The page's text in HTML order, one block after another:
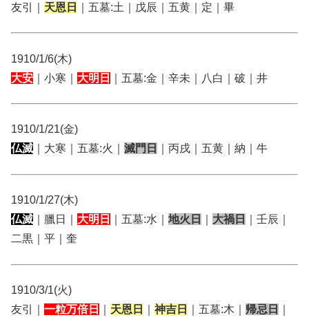
友引｜ 天恩日 ｜五墓:土｜戊辰｜五黄｜定｜畢
1910/1/6(木)
大安 ｜小寒｜ 大明日 ｜五墓:金｜辛未｜八白｜破｜井
1910/1/21(金)
仏滅 ｜大寒｜五墓:火｜ 滅門日 ｜丙戌｜五黄｜納｜牛
1910/1/27(木)
仏滅 ｜臘日｜ 大明日 ｜五墓:水｜ 地火日 大禍日
｜壬辰｜
二黒｜平｜奎
1910/3/1(火)
友引｜ 一粒万倍日 天恩日 神吉日 ｜五墓:木｜ 帰忌日